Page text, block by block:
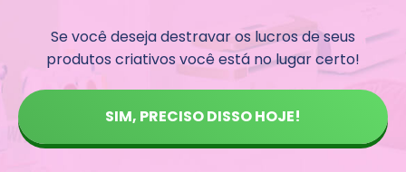
Se você deseja destravar os lucros de seus
produtos criativos você está no lugar certo!
SIM, PRECISO DISSO HOJE!